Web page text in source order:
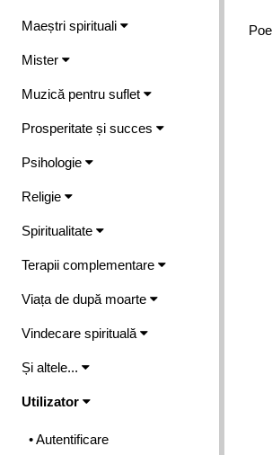
Maeștri spirituali
Mister
Muzică pentru suflet
Prosperitate și succes
Psihologie
Religie
Spiritualitate
Terapii complementare
Viața de după moarte
Vindecare spirituală
Și altele...
Utilizator
• Autentificare